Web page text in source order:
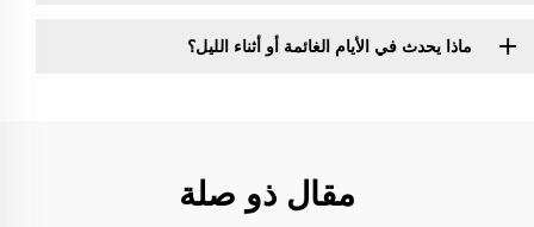
ماذا يحدث في الأيام الغائمة أو أثناء الليل؟
مقال ذو صلة